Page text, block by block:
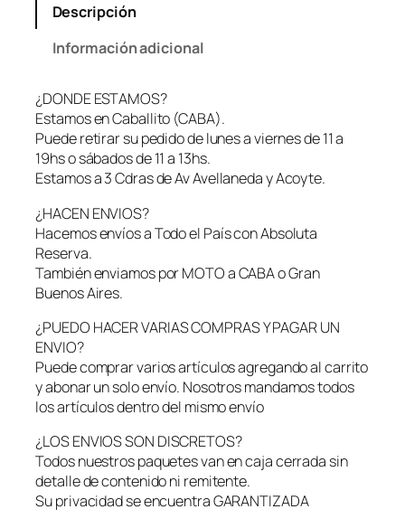
e
n
e
x
p
u
l
s
a
b
l
–
2
e
n
1
3
2
c
m
Descripción
Información adicional
¿DONDE ESTAMOS?
Estamos en Caballito (CABA).
Puede retirar su pedido de lunes a viernes de 11 a
19hs o sábados de 11 a 13hs.
Estamos a 3 Cdras de Av Avellaneda y Acoyte.
¿HACEN ENVIOS?
Hacemos envíos a Todo el País con Absoluta
Reserva.
También enviamos por MOTO a CABA o Gran
Buenos Aires.
¿PUEDO HACER VARIAS COMPRAS Y PAGAR UN
ENVIO?
Puede comprar varios artículos agregando al carrito
y abonar un solo envío. Nosotros mandamos todos
los artículos dentro del mismo envío
¿LOS ENVIOS SON DISCRETOS?
Todos nuestros paquetes van en caja cerrada sin
detalle de contenido ni remitente.
Su privacidad se encuentra GARANTIZADA